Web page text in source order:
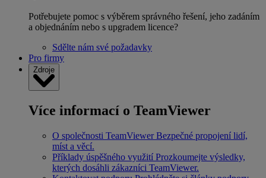
Potřebujete pomoc s výběrem správného řešení, jeho zadáním
a objednáním nebo s upgradem licence?
Sdělte nám své požadavky
Pro firmy
Zdroje
Více informací o TeamViewer
O společnosti TeamViewer Bezpečné propojení lidí,
míst a věcí.
Příklady úspěšného využití Prozkoumejte výsledky,
kterých dosáhli zákazníci TeamViewer.